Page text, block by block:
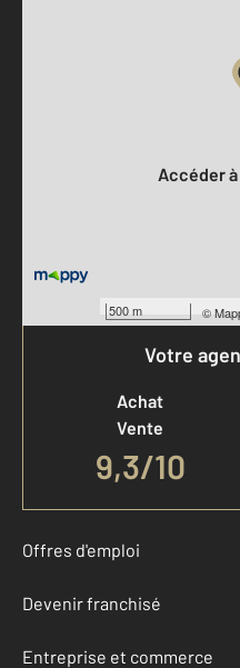
500 m ©
Accéder
Votre
Achat
Vente
9,3/10
Offres d'emploi
Devenir franchisé
Entreprise et commerce